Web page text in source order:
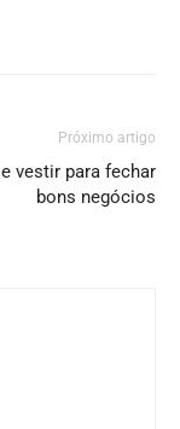
Próximo artigo
vestir para fechar
bons negócios